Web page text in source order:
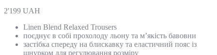
2'199 UAH
Linen Blend Relaxed Trousers
поєднує в собі прохолоду льону та м’якість бавовни
застібка спереду на блискавку та еластичний пояс із
шнурком для регулювання розміру